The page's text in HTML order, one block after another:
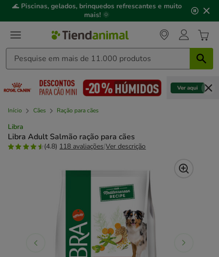
3,
mensagem,
📢Click&Collect: compre online, recolha em2h,
mediante disponibilidade de stock.
Início Cães Ração para cães
Libra
Libra Adult Salmão ração para cães
(4.8) 118 avaliações|Ver descrição